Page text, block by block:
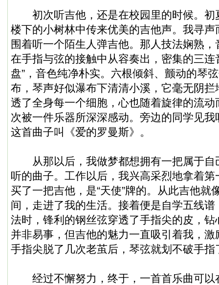
初次听吉他，还是在校园里的时候。初
楼下的小树林中传来优美的吉他声。我寻
围着听一个陌生人弹吉他。那人技法娴熟
在手指与弦的接触中从容奏出，密集的三连
盘”，音色纯净朴实。六根倾斜、颤动的琴
布，琴声好似瀑布下清清小溪，它毫无阴
透了全身每一个细胞，心也随着旋律的流
次被一件乐器所深深感动。旁边的同学见
这首曲子叫《爱的罗曼斯》。
从那以后，我做梦都想拥有一把属于自
听的曲子。工作以后，我兴高采烈地拿着
买了一把吉他，是“天使”牌的。从此吉他就
间，走进了我的生活。接着便是自学五线
法时，锋利的钢丝弦穿透了手指尖的皮，
并非易事，但吉他的魅力一直吸引着我，
手指尖脱了几次老茧后，琴弦就划不破手指
经过不懈努力，终于，一首首乐曲可以